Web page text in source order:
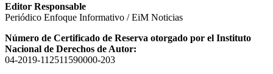
Editor Responsable
Periódico Enfoque Informativo / EiM Noticias
Número de Certificado de Reserva otorgado por el Instituto
Nacional de Derechos de Autor:
04-2019-112511590000-203